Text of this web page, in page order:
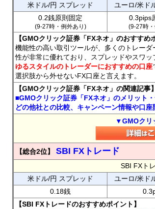
米ドル/円 スプレッド
ユーロ/米ド
0.2銭原則固定
(9-27時・例外あり)
0.3pips
(9-27時
【GMOクリック証券「FXネオ」のおすすめ
機能性の高い取引ツールが、多くのトレー
性が非常に優れており、スプレッドやスワ
ゆるスタイルのトレーダーにおすすめの口座
選択肢から外せないFX口座と言えます。
【GMOクリック証券「FXネオ」の関連記事】
■GMOクリック証券「FXネオ」のメリット
どの他社との比較、キャンペーン情報や口
▼GMOクリ
【総合2位】 SBI FXトレード
SBI FXト
米ドル/円 スプレッド
ユーロ/米ド
0.18銭
【SBI FXトレードのおすすめポイント】